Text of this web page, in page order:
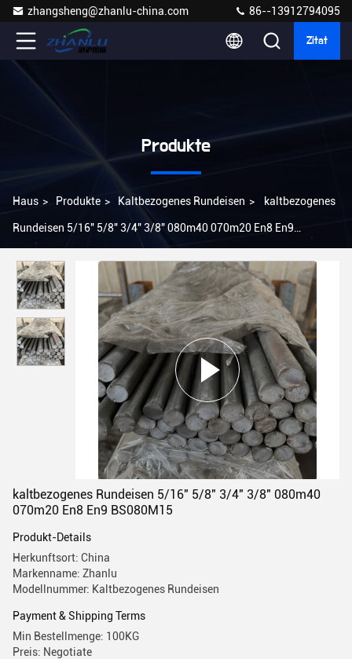
zhangsheng@zhanlu-china.com 86--13912794095
Zitat
Produkte
Haus > Produkte > Kaltbezogenes Rundeisen > kaltbezogenes
Rundeisen 5/16" 5/8" 3/4" 3/8" 080m40 070m20 En8 En9
kaltbezogenes Rundeisen 5/16" 5/8" 3/4" 3/8" 080m40
070m20 En8 En9 BS080M15
Produkt-Details
Herkunftsort: China
Markenname: Zhanlu
Modellnummer: Kaltbezogenes Rundeisen
Payment & Shipping Terms
Min Bestellmenge: 100KG
Preis: Negotiate